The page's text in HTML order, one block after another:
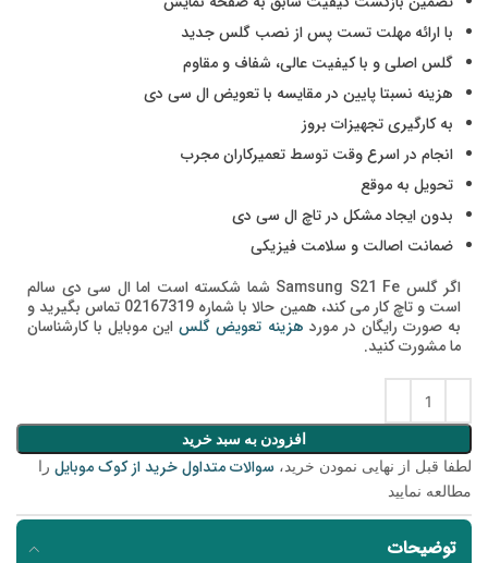
با ارائه مهلت تست پس از نصب گلس جدید
گلس اصلی و با کیفیت عالی، شفاف و مقاوم
هزینه نسبتا پایین در مقایسه با تعویض ال سی دی
به کارگیری تجهیزات بروز
انجام در اسرع وقت توسط تعمیرکاران مجرب
تحویل به موقع
بدون ایجاد مشکل در تاچ ال سی دی
ضمانت اصالت و سلامت فیزیکی
اگر گلس Samsung S21 Fe شما شکسته است اما ال سی دی سالم
است و تاچ کار می کند، همین حالا با شماره 02167319 تماس بگیرید و
به صورت رایگان در مورد هزینه تعویض گلساین موبایل با کارشناسان
ما مشورت کنید.
افزودن به سبد خرید
لطفا قبل از نهایی نمودن خرید، سوالات متداول خرید از کوک موبایل را
مطالعه نمایید
توضیحات